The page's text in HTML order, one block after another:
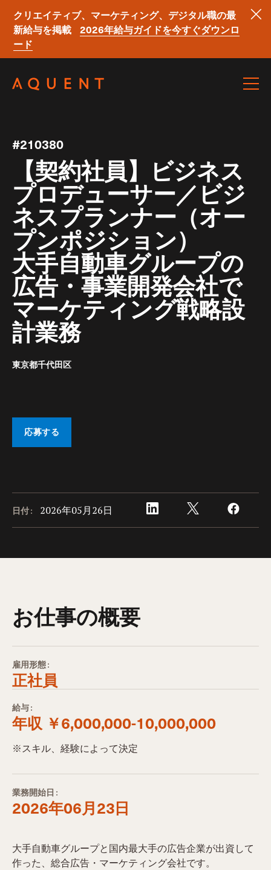
クリエイティブ、マーケティング、デジタル職の最
新給与を掲載
2026年給与ガイドを今すぐダウンロ
ード
#210380
【契約社員】ビジネス
プロデューサー／ビジ
ネスプランナー（オー
プンポジション）
大手自動車グループの
広告・事業開発会社で
マーケティング戦略設
計業務
東京都千代田区
応募する
日付: 2026年05月26日
お仕事の概要
雇用形態:
正社員
給与:
年収 ￥6,000,000-10,000,000
※スキル、経験によって決定
業務開始日:
2026年06月23日
大手自動車グループと国内最大手の広告企業が出資して
作った、総合広告・マーケティング会社です。